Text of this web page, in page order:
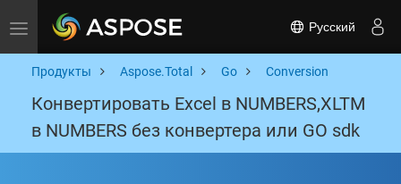
Toggle navigation Русский
Продукты Aspose.Total Go Conversion
Конвертировать Excel в NUMBERS,XLTM
в NUMBERS без конвертера или GO sdk